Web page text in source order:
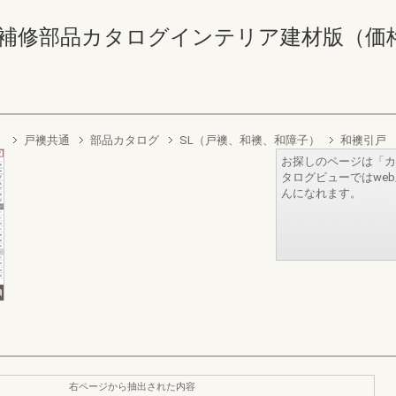
修部品カタログインテリア建材版（価
戸襖共通 部品カタログ SL（戸襖、和襖、和障子）
和襖引戸
お探しのページは「
タログビューでは
んになれます。
右ページから抽出された内容